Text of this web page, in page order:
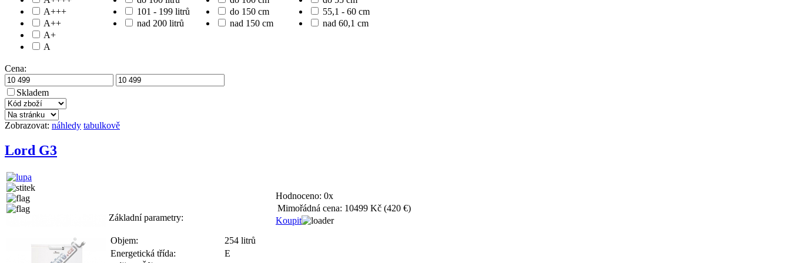
A+++
A++
A+
A
101 - 199 litrů
nad 200 litrů
do 150 cm
nad 150 cm
55,1 - 60 cm
nad 60,1 cm
Cena:
Skladem
Zobrazovat: náhledy tabulkově
Lord G3
Základní parametry:
Objem:
254 litrů
Energetická třída:
E
Hodnoceno: 0x
Mimořádná cena: 10499 Kč (420 €)
Koupit